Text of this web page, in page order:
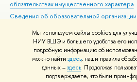
Мы используем файлы cookies для
НИУ ВШЭ и большего удобства его
подробную информацию об
можно найти здесь, наши правила
данных –здесь. Продолжая
подтверждаете, что были
обязательствах имущественного характера
Сведения об образовательной организации
Людям с ограниченными возможностями
Единая платежная страница
Работа в Вышке